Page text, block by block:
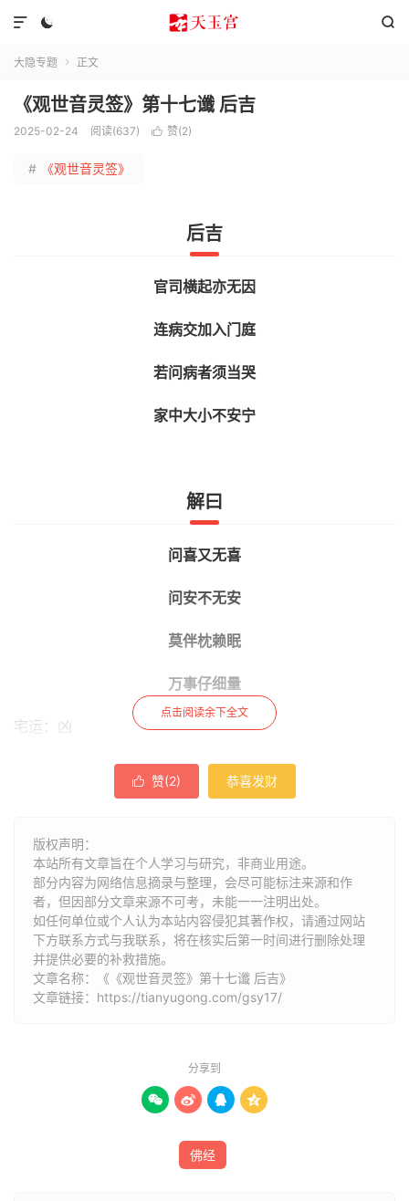
 

大隐专题  正文
《观世音灵签》第十七谶 后吉
2025-02-24 阅读(637)  赞(2)
# 《观世音灵签》
后吉
官司横起亦无因
连病交加入门庭
若问病者须当哭
家中大小不安宁
解曰
问喜又无喜
问安不无安
莫伴枕赖眠
万事仔细量
宅运：凶
事业：做事不成
行人：出外难寻
失物：在西方
求财：小利
运势：家长破财运，宜向佛祖许愿迪吉
占病：冲犯东北方，起因竹树下，无时出行，山魈五鬼、古
迹白马、，打猎将军，吹气入身，咳嗽交煎，气喘上升，心
头廹作，口干舌燥，身体热冷不齐，肚内不安，家内有宫庙
点击阅读余下全文
 赞(2) 恭喜发财
版权声明：
本站所有文章旨在个人学习与研究，非商业用途。
部分内容为网络信息摘录与整理，会尽可能标注来源和作
者，但因部分文章来源不可考，未能一一注明出处。
如任何单位或个人认为本站内容侵犯其著作权，请通过网站
下方联系方式与我联系​​，将在核实后第一时间进行删除处理
并提供必要的补救措施。
文章名称：《《观世音灵签》第十七谶 后吉》
文章链接： https://tianyugong.com/gsy17/
分享到
   
佛经